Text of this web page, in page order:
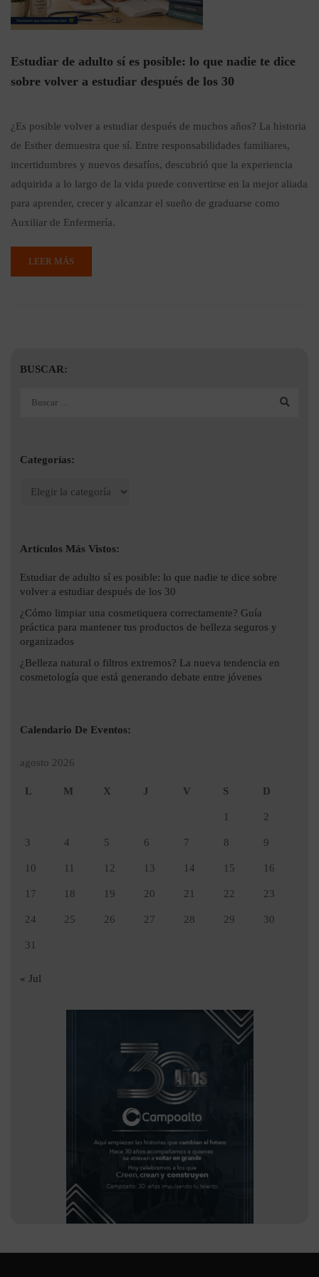
Estudiar de adulto sí es posible: lo que nadie te dice
sobre volver a estudiar después de los 30
¿Es posible volver a estudiar después de muchos años? La historia
de Esther demuestra que sí. Entre responsabilidades familiares,
incertidumbres y nuevos desafíos, descubrió que la experiencia
adquirida a lo largo de la vida puede convertirse en la mejor aliada
para aprender, crecer y alcanzar el sueño de graduarse como
Auxiliar de Enfermería.
LEER MÁS
BUSCAR:
Categorías:
Artículos Más Vistos:
Estudiar de adulto sí es posible: lo que nadie te dice sobre
volver a estudiar después de los 30
¿Cómo limpiar una cosmetiquera correctamente? Guía
práctica para mantener tus productos de belleza seguros y
organizados
¿Belleza natural o filtros extremos? La nueva tendencia en
cosmetología que está generando debate entre jóvenes
Calendario De Eventos:
agosto 2026
L M X J V S D
1 2
3 4 5 6 7 8 9
10 11 12 13 14 15 16
17 18 19 20 21 22 23
24 25 26 27 28 29 30
31
« Jul